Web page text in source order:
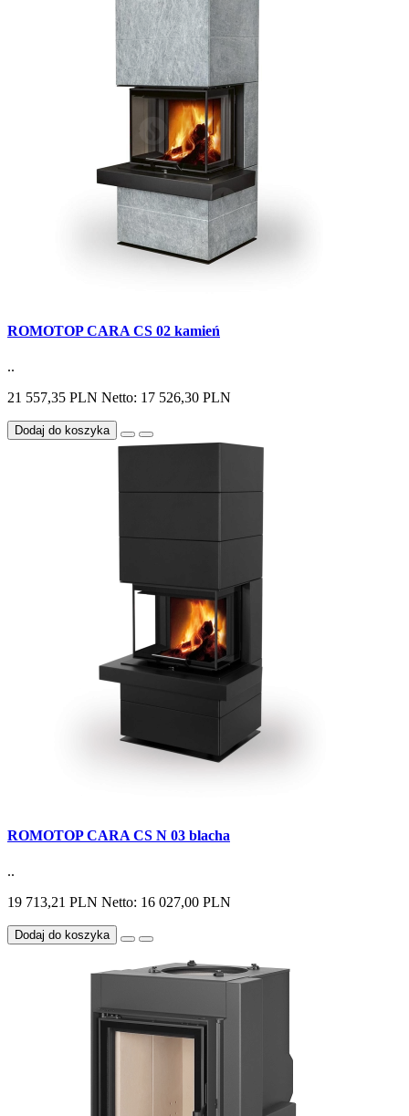
ROMOTOP CARA CS 02 kamień
..
21 557,35 PLN Netto: 17 526,30 PLN
Dodaj do koszyka
ROMOTOP CARA CS N 03 blacha
..
19 713,21 PLN Netto: 16 027,00 PLN
Dodaj do koszyka